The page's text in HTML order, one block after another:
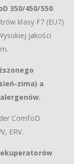
350/450/550
klasy F7 (EU7)
jakości
zima) a
ComfoD
ERV.